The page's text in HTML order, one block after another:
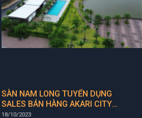
SÀN NAM LONG TUYỂN DỤNG
SALES BÁN HÀNG AKARI CITY
LƯƠNG + HOA HỒNG DOANH SỐ
18/10/2023